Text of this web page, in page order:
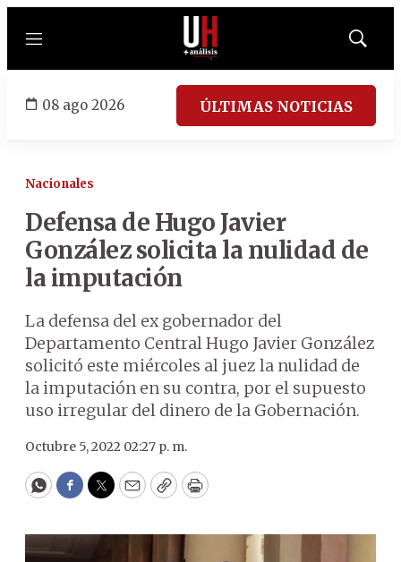
Menú
Mostrar
08 ago 2026 ÚLTIMAS NOTICIAS
Nacionales
Defensa de Hugo Javier
González solicita la nulidad de
la imputación
La defensa del ex gobernador del
Departamento Central Hugo Javier González
solicitó este miércoles al juez la nulidad de
la imputación en su contra, por el supuesto
uso irregular del dinero de la Gobernación.
Octubre 5, 2022 02:27 p. m.
WhatsApp
Facebook
Twitter
EmailCopyPrint